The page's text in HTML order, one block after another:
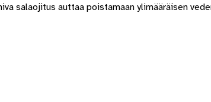
salaojitus auttaa poistamaan ylimääräisen